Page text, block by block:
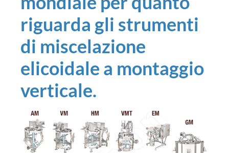
riguarda gli strumenti
di miscelazione
elicoidale a montaggio
verticale.